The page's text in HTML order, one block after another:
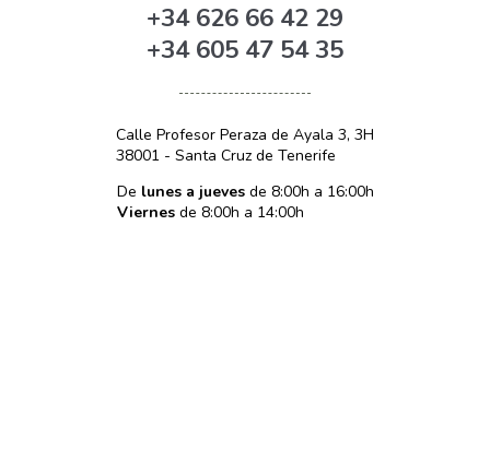
+34 626 66 42 29
+34 605 47 54 35
Calle Profesor Peraza de Ayala 3, 3H
38001 - Santa Cruz de Tenerife
De lunes a juevesde 8:00h a 16:00h
Viernesde 8:00h a 14:00h